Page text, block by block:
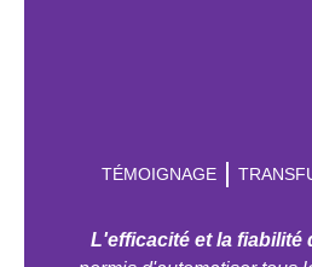
TÉMOIGNAGE
L'efficacité et la fiabilité